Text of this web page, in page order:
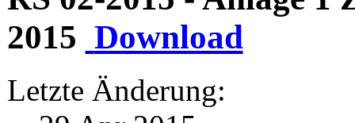
2015 Download
Letzte Änderung: